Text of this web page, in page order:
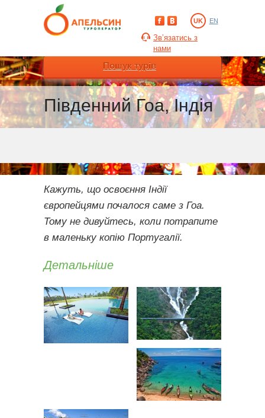
Зв’язатись з
нами
UK EN
Пошук турів
Південний Гоа, Індія
Кажуть, що освоєння Індії
європейцями почалося саме з Гоа.
Тому не дивуйтесь, коли потрапите
в маленьку копію Португалії.
Детальніше